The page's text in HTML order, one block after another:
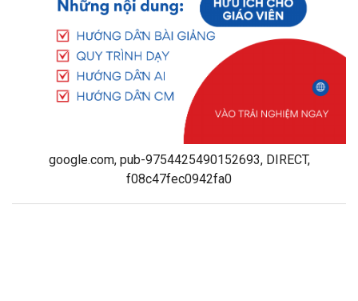
google.com, pub-9754425490152693, DIRECT,
f08c47fec0942fa0